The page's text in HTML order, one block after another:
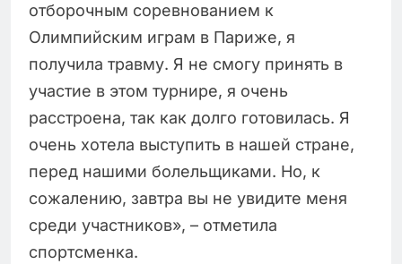
отборочным соревнованием к
Олимпийским играм в Париже, я
получила травму. Я не смогу принять в
участие в этом турнире, я очень
расстроена, так как долго готовилась. Я
очень хотела выступить в нашей стране,
перед нашими болельщиками. Но, к
сожалению, завтра вы не увидите меня
среди участников», – отметила
спортсменка.